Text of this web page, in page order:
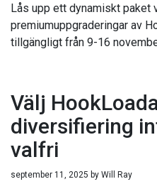
Lås upp ett dynamiskt paket
premiumuppgraderingar av
tillgängligt från 9-16
Välj
diversifiering
valfri
september 11, 2025 by Will Ray